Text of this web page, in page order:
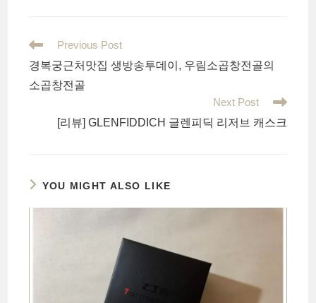
Read
articles
Previous Post
경복궁근처맛집 생방송투데이, 우림소곱창전골의
소곱창전골
Next Post
[리뷰] GLENFIDDICH 글렌피딕 리저브 캐스크
YOU MIGHT ALSO LIKE